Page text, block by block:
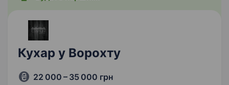
Кухар у Ворохту
22 000 – 35 000 грн